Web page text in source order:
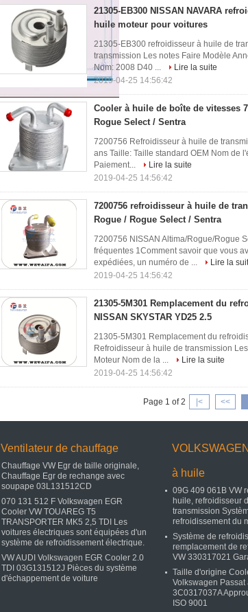
21305-EB300 NISSAN NAVARA
huile moteur pour voitures
21305-EB300 refroidisseur à huile de
transmission Les notes Faire Modèle
Nom: 2008 D40 ...
Lire la suite
2019-04-25 14:56:42
Cooler à huile de boîte de vitesses
Rogue Select / Sentra
7200756 Refroidisseur à huile de
ans Taille: Taille standard OEM Nom de
Paiement...
Lire la suite
2019-04-25 14:56:42
7200756 refroidisseur à huile de
Rogue / Rogue Select / Sentra
7200756 NISSAN Altima/Rogue/Rogue
fréquentes 1Comment savoir que vous
expédiées, un numéro de ...
Lire la
2019-04-25 14:56:42
21305-5M301 Remplacement du
NISSAN SKYSTAR YD25 2.5
21305-5M301 Remplacement du
Refroidisseur à huile de transmission
Moteur Nom de la ...
Lire la suite
2019-04-25 14:56:42
Page 1 of 2 |< <<
Ventilateur de chauffage
Chauffage VW Egr de taille originale,
Chauffage Egr de rechange avec
soupape 03L131512CD
070 131 512 F Volkswagen EGR
Cooler VW TOUAREG T5
TRANSPORTER MK5 2,5 TDI Les
voitures électriques sont équipées d'un
système de refroidissement électrique.
VW AUDI Volkswagen EGR Cooler 2.0
TDI 03G131512J Pièces du système
d'échappement de voiture
à huile
09G 409 061B VW
huile, refroidisseur
transmission
refroidissement du
Système de
remplacement de
VW 330317021
Taille d'origine
Volkswagen Passat
3C0317037A
ISO 9001